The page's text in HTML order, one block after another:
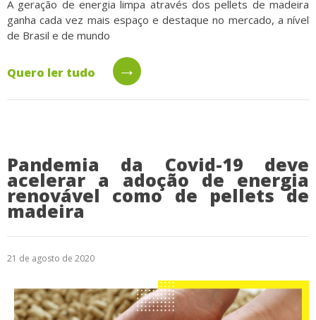
A geração de energia limpa através dos pellets de madeira
ganha cada vez mais espaço e destaque no mercado, a nível
de Brasil e de mundo
Quero ler tudo →
Pandemia da Covid-19 deve
acelerar a adoção de energia
renovável como de pellets de
madeira
21 de agosto de 2020